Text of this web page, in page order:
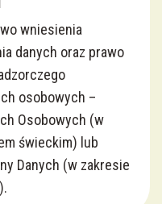
wniesienia
danych oraz prawo
osobowych –
Osobowych (w
świeckim) lub
Danych (w zakresie